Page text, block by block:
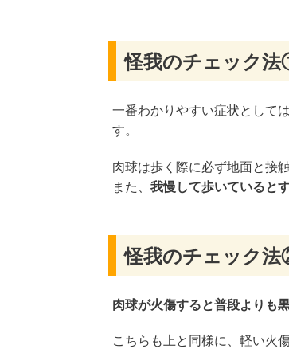
怪我のチェック
一番わかりやすい症状として
す。
肉球は歩く際に必ず地面と接
また、 我慢して歩いていると
怪我のチェック
肉球が火傷すると普段よりも
こちらも上と同様に、軽い火